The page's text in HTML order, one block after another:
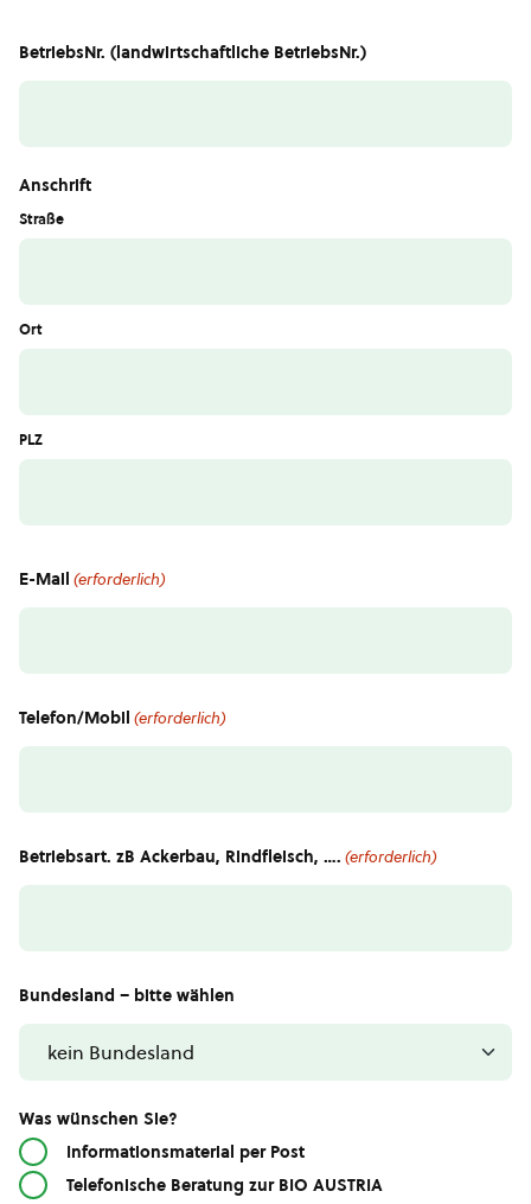
BetriebsNr. (landwirtschaftliche BetriebsNr.)
Anschrift
Straße
Ort
PLZ
E-Mail (erforderlich)
Telefon/Mobil (erforderlich)
Betriebsart. zB Ackerbau, Rindfleisch, …. (erforderlich)
Bundesland – bitte wählen
Was wünschen Sie?
Informationsmaterial per Post
Telefonische Beratung zur BIO AUSTRIA